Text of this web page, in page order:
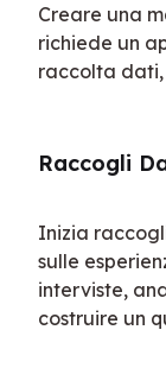
Creare una
richiede un
raccolta dati,
Raccogli
Inizia
sulle
interviste,
costruire un